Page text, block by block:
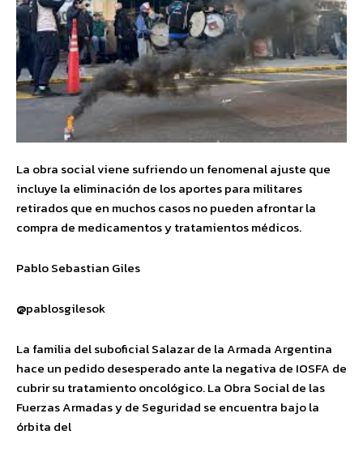
La obra social viene sufriendo un fenomenal ajuste que
incluye la eliminación de los aportes para militares
retirados que en muchos casos no pueden afrontar la
compra de medicamentos y tratamientos médicos.
Pablo Sebastian Giles
@pablosgilesok
La familia del suboficial Salazar de la Armada Argentina
hace un pedido desesperado ante la negativa de IOSFA de
cubrir su tratamiento oncológico. La Obra Social de las
Fuerzas Armadas y de Seguridad se encuentra bajo la
órbita del